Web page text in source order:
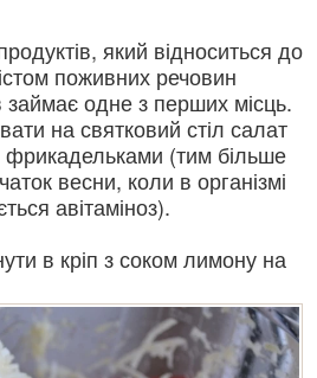
який відноситься до
поживних речовин
займає одне з перших місць.
на святковий стіл салат
фрикадельками (тим більше
весни, коли в організмі
авітаміноз).
в кріп з соком лимону на